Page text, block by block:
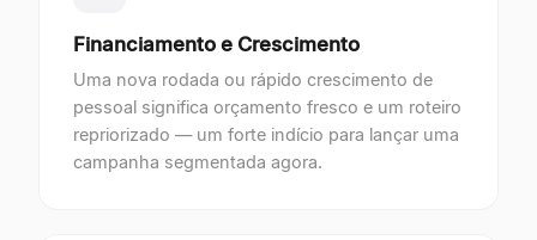
Financiamento e Crescimento
Uma nova rodada ou rápido crescimento de
pessoal significa orçamento fresco e um roteiro
repriorizado — um forte indício para lançar uma
campanha segmentada agora.